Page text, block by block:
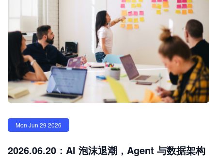
Mon Jun 29 2026
2026.06.20：AI 泡沫退潮，Agent 与数据架构